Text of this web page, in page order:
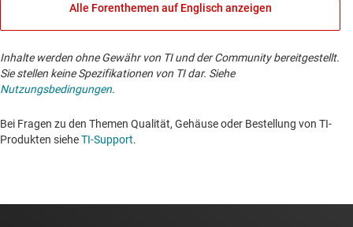
Alle Forenthemen auf Englisch anzeigen
Inhalte werden ohne Gewähr von TI und der Community bereitgestellt.
Sie stellen keine Spezifikationen von TI dar. Siehe
Nutzungsbedingungen.
Bei Fragen zu den Themen Qualität, Gehäuse oder Bestellung von TI-
Produkten sieheTI-Support. ​​​​​​​​​​​​​​